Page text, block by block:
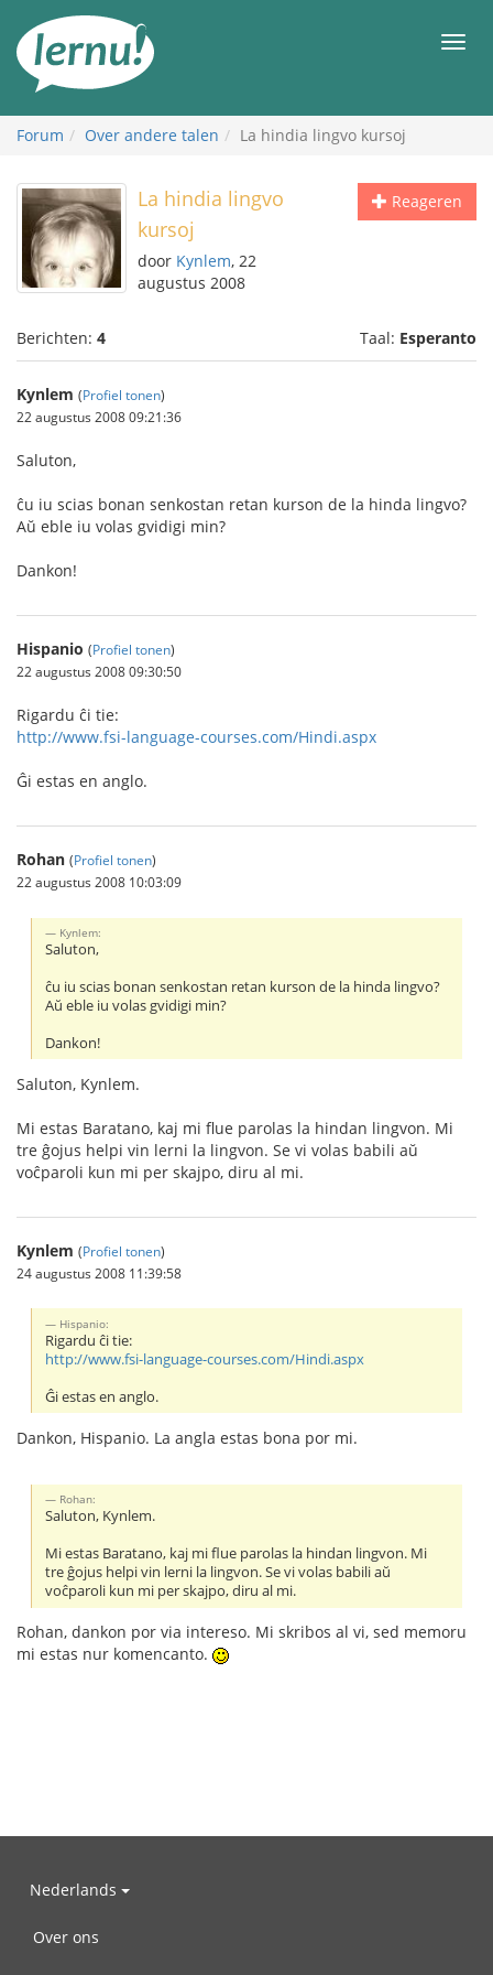
inhoud
Forum Over andere talen La hindia lingvo kursoj
Reageren
La hindia lingvo
kursoj
door Kynlem, 22
augustus 2008
Berichten: 4 Taal: Esperanto
Kynlem (Profiel tonen)
22 augustus 2008 09:21:36
Saluton,
ĉu iu scias bonan senkostan retan kurson de la hinda lingvo?
Aŭ eble iu volas gvidigi min?
Dankon!
Hispanio (Profiel tonen)
22 augustus 2008 09:30:50
Rigardu ĉi tie:
http://www.fsi-language-courses.com/Hindi.aspx
Ĝi estas en anglo.
Rohan (Profiel tonen)
22 augustus 2008 10:03:09
Kynlem:
Saluton,
ĉu iu scias bonan senkostan retan kurson de la hinda lingvo?
Aŭ eble iu volas gvidigi min?
Dankon!
Saluton, Kynlem.
Mi estas Baratano, kaj mi flue parolas la hindan lingvon. Mi
tre ĝojus helpi vin lerni la lingvon. Se vi volas babili aŭ
voĉparoli kun mi per skajpo, diru al mi.
Kynlem (Profiel tonen)
24 augustus 2008 11:39:58
Hispanio:
Rigardu ĉi tie:
http://www.fsi-language-courses.com/Hindi.aspx
Ĝi estas en anglo.
Dankon, Hispanio. La angla estas bona por mi.
Rohan:
Saluton, Kynlem.
Mi estas Baratano, kaj mi flue parolas la hindan lingvon. Mi
tre ĝojus helpi vin lerni la lingvon. Se vi volas babili aŭ
voĉparoli kun mi per skajpo, diru al mi.
Rohan, dankon por via intereso. Mi skribos al vi, sed memoru
mi estas nur komencanto.
Nederlands
Over ons